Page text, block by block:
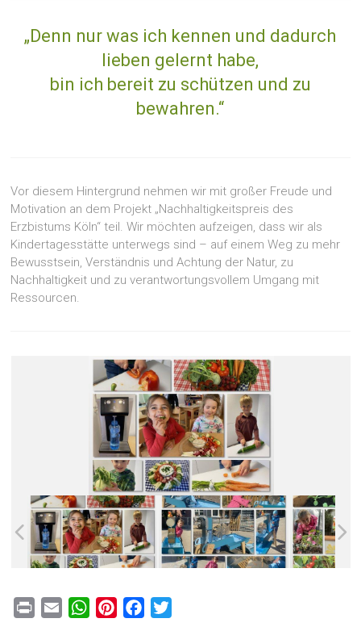
„Denn nur was ich kennen und dadurch
lieben gelernt habe,
bin ich bereit zu schützen und zu
bewahren.“
Vor diesem Hintergrund nehmen wir mit großer Freude und
Motivation an dem Projekt „Nachhaltigkeitspreis des
Erzbistums Köln“ teil. Wir möchten aufzeigen, dass wir als
Kindertagesstätte unterwegs sind – auf einem Weg zu mehr
Bewusstsein, Verständnis und Achtung der Natur, zu
Nachhaltigkeit und zu verantwortungsvollem Umgang mit
Ressourcen.
Print Email WhatsAppPinterestFacebook